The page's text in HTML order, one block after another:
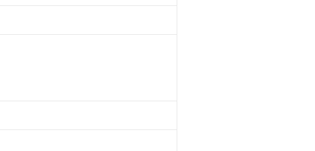
えご利用ください。
は、本サービスの対象外となる商品もあることをご了承ください。
の非含有に対応した製品が提供可能な商品です。
非含有に対応した製品に切り替える予定のある商品です。
）の非含有に非対応の商品で、対応品を出す予定はありません。
）の非含有の対応状況を調査中または確認中の商品です。
有害物質有無と関係のない商品です。
ていたものが、含有品と判明した場合などやむを得ず変更すること
カドミウム(Cd) 100ppm以下、
の基準値以下であることを示します。
の基準値を超えていることを示します。
問い合わせください。